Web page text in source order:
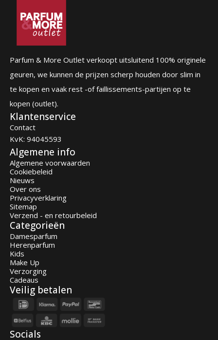
Parfum & More Outlet verkoopt uitsluitend 100% originele
geuren, we kunnen de prijzen scherp houden door slim in
te kopen en vaak rest -of faillissements-partijen op te
kopen (outlet).
Klantenservice
Contact
KvK: 94045593
Algemene info
Algemene voorwaarden
Cookiebeleid
Nieuws
Over ons
Privacyverklaring
Sitemap
Verzend - en retourbeleid
Categorieën
Damesparfum
Herenparfum
Kids
Make Up
Verzorging
Cadeaus
Veilig betalen
Socials